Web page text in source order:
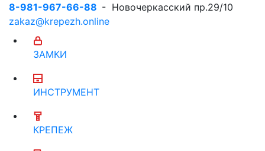
8-981-967-66-88 - Новочеркасский пр.29/10
zakaz@krepezh.online
ЗАМКИ
ИНСТРУМЕНТ
КРЕПЕЖ